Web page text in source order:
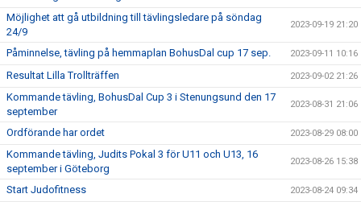
Möjlighet att gå utbildning till tävlingsledare på söndag
24/9
2023-09-19 21:20
Påminnelse, tävling på hemmaplan BohusDal cup 17 sep. 2023-09-11 10:16
Resultat Lilla Trollträffen 2023-09-02 21:26
Kommande tävling, BohusDal Cup 3 i Stenungsund den 17
september
2023-08-31 21:06
Ordförande har ordet 2023-08-29 08:00
Kommande tävling, Judits Pokal 3 för U11 och U13, 16
september i Göteborg
2023-08-26 15:38
Start Judofitness 2023-08-24 09:34